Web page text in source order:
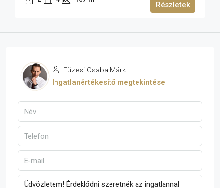
Részletek
Füzesi Csaba Márk
Ingatlanértékesítő megtekintése